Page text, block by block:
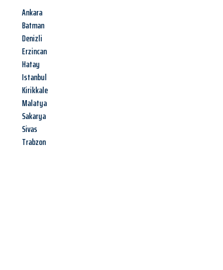
Ankara
Batman
Denizli
Erzincan
Hatay
Istanbul
Kirikkale
Malatya
Sakarya
Sivas
Trabzon